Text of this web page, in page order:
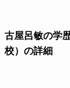
古屋呂敏の学
校）の詳細